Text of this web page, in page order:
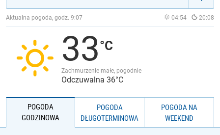
JAKOŚĆ POWIETRZA
Aktualna pogoda, godz. 9:07 04:54 20:08
33
Zachmurzenie małe, pogodnie
Odczuwalna 36°C
POGODA
GODZINOWA
POGODA
DŁUGOTERMINOWA
POGODA NA
WEEKEND